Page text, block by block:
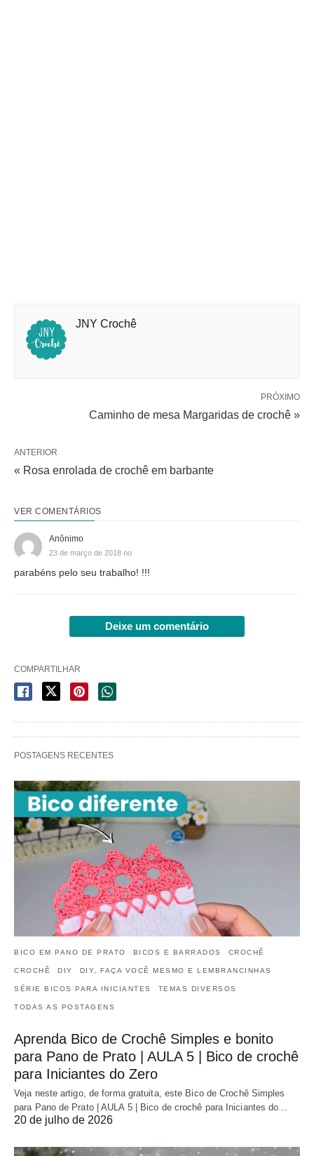
JNY Crochê
PRÓXIMO
Caminho de mesa Margaridas de crochê »
ANTERIOR
« Rosa enrolada de crochê em barbante
VER COMENTÁRIOS
Anônimo
23 de março de 2018 no
parabéns pelo seu trabalho! !!!
Deixe um comentário
COMPARTILHAR
POSTAGENS RECENTES
BICO EM PANO DE PRATO BICOS E BARRADOS CROCHÊ
CROCHÊ DIY DIY, FAÇA VOCÊ MESMO E LEMBRANCINHAS
SÉRIE BICOS PARA INICIANTES TEMAS DIVERSOS
TODAS AS POSTAGENS
Aprenda Bico de Crochê Simples e bonito
para Pano de Prato | AULA 5 | Bico de crochê
para Iniciantes do Zero
Veja neste artigo, de forma gratuita, este Bico de Crochê Simples
para Pano de Prato | AULA 5 | Bico de crochê para Iniciantes do…
20 de julho de 2026